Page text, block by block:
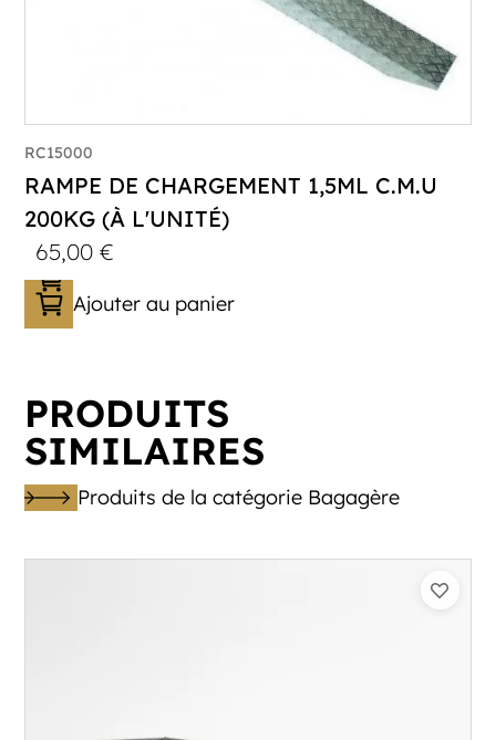
RC15000
RAMPE DE CHARGEMENT 1,5ML C.M.U
200KG (À L'UNITÉ)
65,00€
Ajouter au panier
PRODUITS
SIMILAIRES
Produits de la catégorie Bagagère